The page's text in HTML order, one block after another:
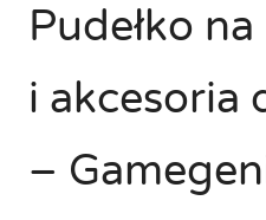
Pudełko
i akcesoria
–